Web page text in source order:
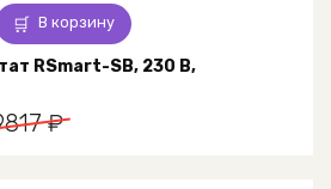
В корзину
RSmart-SB, 230 В,
₽